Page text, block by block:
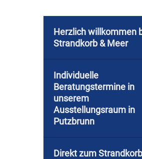
Herzlich willkommen
Strandkorb & Meer
Individuelle
Beratungstermine in
unserem
Ausstellungsraum in
Putzbrunn
Direkt zum